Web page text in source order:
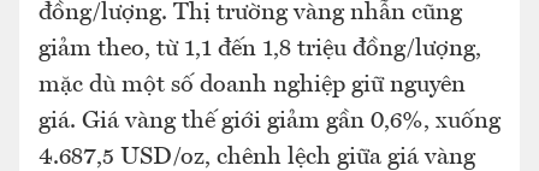
đồng/lượng. Thị trường vàng nhẫn cũng
giảm theo, từ 1,1 đến 1,8 triệu đồng/lượng,
mặc dù một số doanh nghiệp giữ nguyên
giá. Giá vàng thế giới giảm gần 0,6%, xuống
4.687,5 USD/oz, chênh lệch giữa giá vàng